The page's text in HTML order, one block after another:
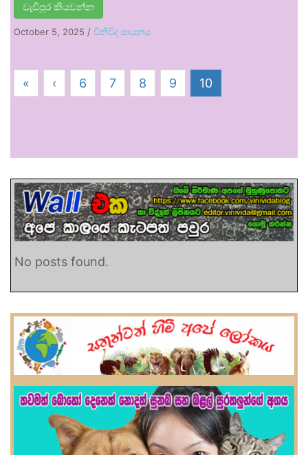
වැඩිපුර කියවන්න
October 5, 2025 / විනිවිද සායනය
« ‹ 6 7 8 9 10
No posts found.